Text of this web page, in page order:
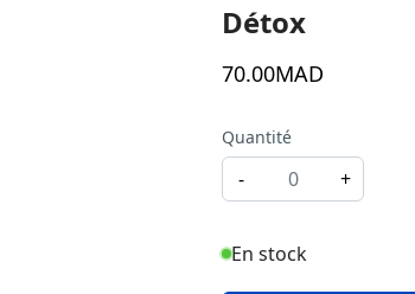
Détox
70.00MAD
Quantité
- +
En stock